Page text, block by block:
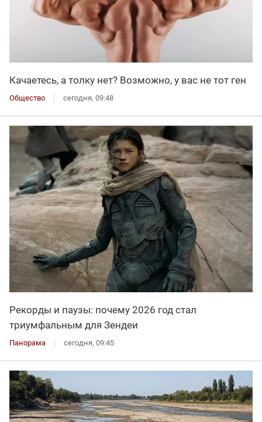
Качаетесь, а толку нет? Возможно, у вас не тот ген
Общество сегодня, 09:48
Рекорды и паузы: почему 2026 год стал
триумфальным для Зендеи
Панорама сегодня, 09:45